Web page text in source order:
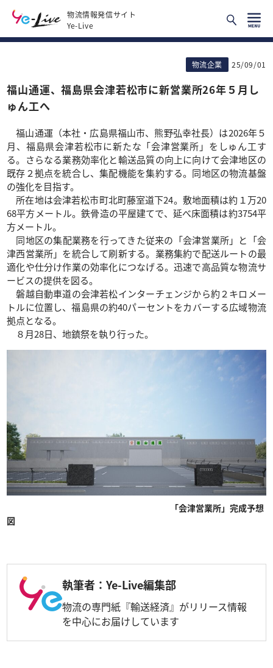
物流情報発信サイト
Ye-Live
物流企業 25/09/01
福山通運、福島県会津若松市に新営業所26年５月し
ゅん工へ
福山通運（本社・広島県福山市、熊野弘幸社長）は2026年５
月、福島県会津若松市に新たな「会津営業所」をしゅん工す
る。さらなる業務効率化と輸送品質の向上に向けて会津地区の
既存２拠点を統合し、集配機能を集約する。同地区の物流基盤
の強化を目指す。
所在地は会津若松市町北町藤室道下24。敷地面積は約１万20
68平方メートル。鉄骨造の平屋建てで、延べ床面積は約3754平
方メートル。
同地区の集配業務を行ってきた従来の「会津営業所」と「会
津西営業所」を統合して刷新する。業務集約で配送ルートの最
適化や仕分け作業の効率化につなげる。迅速で高品質な物流サ
ービスの提供を図る。
磐越自動車道の会津若松インターチェンジから約２キロメー
トルに位置し、福島県の約40パーセントをカバーする広域物流
拠点となる。
８月28日、地鎮祭を執り行った。
「会津営業所」完成予想
図
執筆者：Ye-Live編集部
物流の専門紙『輸送経済』がリリース情報
を中心にお届けしています